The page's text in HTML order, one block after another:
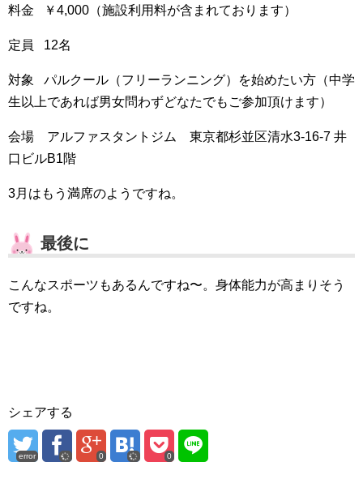
料金 ￥4,000（施設利用料が含まれております）
定員 12名
対象 パルクール（フリーランニング）を始めたい方（中学
生以上であれば男女問わずどなたでもご参加頂けます）
会場 アルファスタントジム 東京都杉並区清水3-16-7 井
口ビルB1階
3月はもう満席のようですね。
最後に
こんなスポーツもあるんですね〜。身体能力が高まりそう
ですね。
シェアする
error 0 0